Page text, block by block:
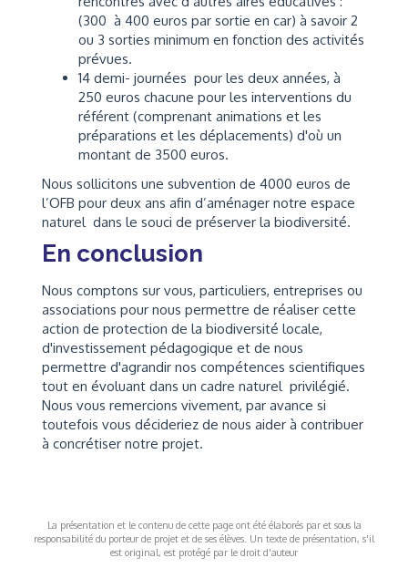
(300 à 400 euros par sortie en car) à savoir 2
ou 3 sorties minimum en fonction des activités
prévues.
14 demi- journées pour les deux années, à
250 euros chacune pour les interventions du
référent (comprenant animations et les
préparations et les déplacements) d'où un
montant de 3500 euros.
Nous sollicitons une subvention de 4000 euros de
l’OFB pour deux ans afin d’aménager notre espace
naturel dans le souci de préserver la biodiversité.
En conclusion
Nous comptons sur vous, particuliers, entreprises ou
associations pour nous permettre de réaliser cette
action de protection de la biodiversité locale,
d'investissement pédagogique et de nous
permettre d'agrandir nos compétences scientifiques
tout en évoluant dans un cadre naturel privilégié.
Nous vous remercions vivement, par avance si
toutefois vous décideriez de nous aider à contribuer
à concrétiser notre projet.
La présentation et le contenu de cette page ont été élaborés par et sous la
responsabilité du porteur de projet et de ses élèves. Un texte de présentation, s'il
est original, est protégé par le droit d'auteur